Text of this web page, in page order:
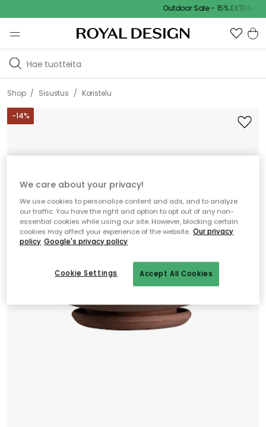
Outdoor Sale - 15% EXTRA
Shop / Sisustus / Koristelu
-14%
We care about your privacy!
We use cookies to personalize content and ads, and to analyze
our traffic. You have the right and option to opt out of any non-
essential cookies while using our site. However, blocking certain
cookies may affect your experience of the website. Our privacy
policy Google's privacy policy
Accept All Cookies
Cookie Settings